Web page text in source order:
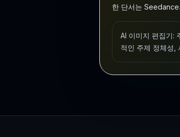
한 단서는 Seedance
AI 이미지 편집기:
적인 주제 정체성,